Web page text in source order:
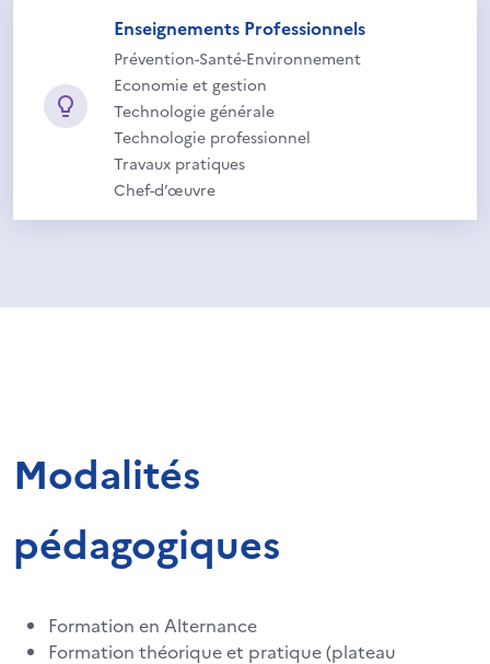
Enseignements Professionnels
Prévention-Santé-Environnement
Economie et gestion
Technologie générale
Technologie professionnel
Travaux pratiques
Chef-d’œuvre
Modalités
pédagogiques
Formation en Alternance
Formation théorique et pratique (plateau